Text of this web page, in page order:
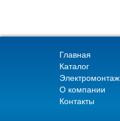
Главная
Каталог
Электромонтаж
О компании
Контакты